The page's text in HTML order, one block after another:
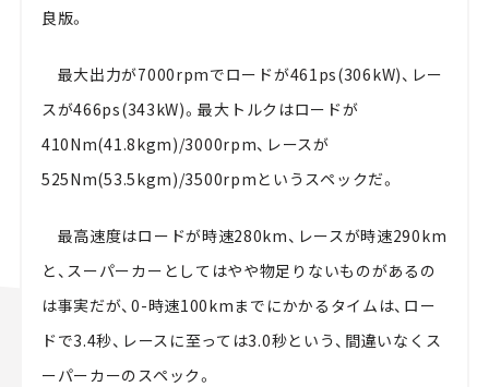
良版。
最大出力が7000rpmでロードが461ps(306kW)、レー
スが466ps(343kW)。最大トルクはロードが
410Nm(41.8kgm)/3000rpm、レースが
525Nm(53.5kgm)/3500rpmというスペックだ。
最高速度はロードが時速280km、レースが時速290km
と、スーパーカーとしてはやや物足りないものがあるの
は事実だが、0-時速100kmまでにかかるタイムは、ロー
ドで3.4秒、レースに至っては3.0秒という、間違いなくス
ーパーカーのスペック。